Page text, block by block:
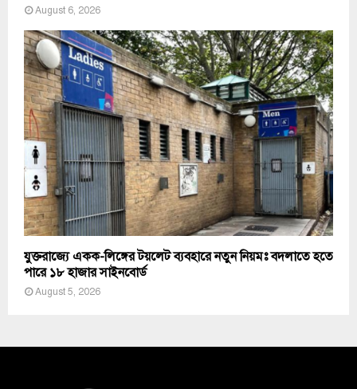
August 6, 2026
যুক্তরাজ্যে একক-লিঙ্গের টয়লেট ব্যবহারে নতুন নিয়মঃ বদলাতে হতে
পারে ১৮ হাজার সাইনবোর্ড
August 5, 2026